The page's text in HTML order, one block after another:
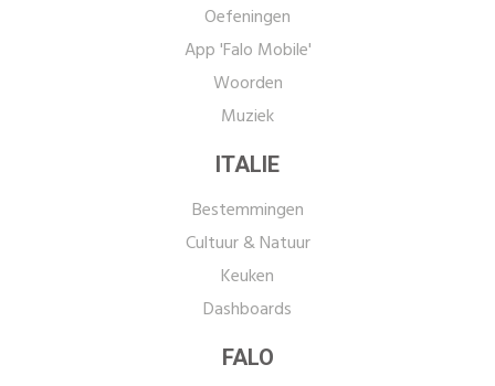
Oefeningen
App 'Falo Mobile'
Woorden
Muziek
ITALIE
Bestemmingen
Cultuur & Natuur
Keuken
Dashboards
FALO